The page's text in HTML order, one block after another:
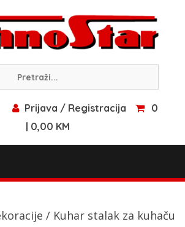
Prijava / Registracija
0
| 0,00 KM
/ Kuhar stalak za kuhaču